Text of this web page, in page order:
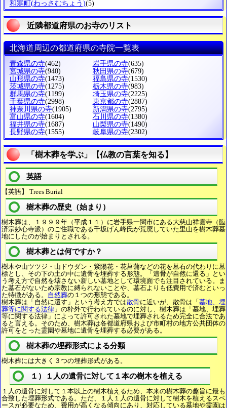
和寒町(わっさむちょう)(5)
近隣都道府県のお寺のリスト
北海道周辺の都道府県の寺院一覧表
青森県の寺(462) 岩手県の寺(635)
宮城県の寺(940) 秋田県の寺(679)
山形県の寺(1473) 福島県の寺(1530)
茨城県の寺(1275) 栃木県の寺(983)
群馬県の寺(1199) 埼玉県の寺(2225)
千葉県の寺(2998) 東京都の寺(2887)
神奈川県の寺(1905) 新潟県の寺(2795)
富山県の寺(1604) 石川県の寺(1380)
福井県の寺(1687) 山梨県の寺(1490)
長野県の寺(1555) 岐阜県の寺(2302)
「樹木葬を学ぶ」【仏教の言葉を知る】
英語
【英語】 Trees Burial
樹木葬の歴史（始まり）
樹木葬は、１９９９年（平成１１）に岩手県一関市にある大慈山祥雲寺（臨
済宗妙心寺派）のご住職である千坂げん峰氏が荒廃していた里山を樹木葬墓
地にしたのが始まりとされる。
樹木葬とは何ですか？
樹木や山ツツジ・山ドウダン・紫陽花・花菖蒲などの花を墓石の代わりに墓
標とし、その下の土の中に遺骨を埋葬する形態。「遺骨が自然に還る」とい
う考え方で自然を壊さない新しい墓地として環境面でも注目されている。ま
た墓石がないため宗教に縛られないことや、墓石よりも低費用で済むといっ
た特徴がある。 自然葬の１つの形態である。
樹木葬は「自然に還す」という考え方では散骨に近いが、散骨は「 墓地、埋
葬等に関する法律 」の枠外で行われているのに対し、樹木葬は「墓地、埋葬
等に関する法律」によって許可された墓地で埋葬されるため完全に合法であ
ると言える。そのため、樹木葬は各都道府県および市町村の地方公共団体の
許可をとった霊園や墓地に遺骨を埋葬する必要がある。
樹木葬の埋葬形式による分類
樹木葬には大きく３つの埋葬形式がある。
１）１人の遺骨に対して１本の樹木を植える
１人の遺骨に対して１本以上の樹木植えるため、本来の樹木葬の趣旨に最も
合致した埋葬形式である。ただ、１人１人の遺骨に対して樹木を植えるスペ
ースが必要なため、費用が高くなる傾向にあり、対応している墓地や霊園は